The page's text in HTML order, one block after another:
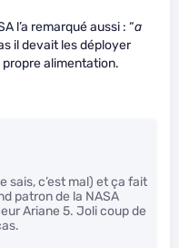
l’a remarqué aussi : “a
il devait les déployer
alimentation.
sais, c’est mal) et ça fait
patron de la NASA
Ariane 5. Joli coup de